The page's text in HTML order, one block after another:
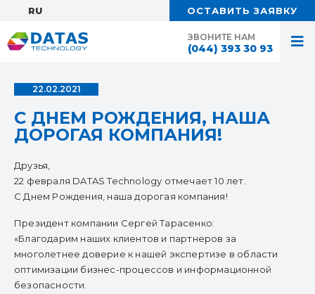
ЗВОНИТЕ НАМ
(044) 393 30 93
RU: ОСТАВИТЬ ЗАЯВКУ
22.02.2021
С ДНЕМ РОЖДЕНИЯ, НАША
ДОРОГАЯ КОМПАНИЯ!
Друзья,
22 февраля DATAS Technology отмечает 10 лет.
С Днем Рождения, наша дорогая компания!
Президент компании Сергей Тарасенко:
«Благодарим наших клиентов и партнеров за
многолетнее доверие к нашей экспертизе в области
оптимизации бизнес-процессов и информационной
безопасности.